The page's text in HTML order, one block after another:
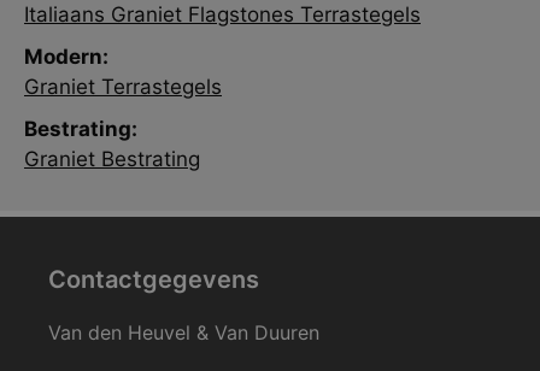
Italiaans Graniet Flagstones Terrastegels
Modern:
Graniet Terrastegels
Bestrating:
Graniet Bestrating
Contactgegevens
Van den Heuvel & Van Duuren